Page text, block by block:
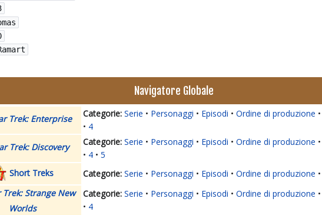
Navigatore Globale
Trek: Enterprise Serie Personaggi Episodi Ordine di produzione
4
Trek: Discovery
Serie Personaggi Episodi Ordine di produzione
4
5
Short Treks
Serie Personaggi Episodi Ordine di produzione
Trek: Strange New
Worlds
Serie Personaggi Episodi Ordine di produzione
4